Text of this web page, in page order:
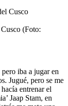
(Foto:
iba a jugar en
Jugué, pero se me
entrenar el
Jaap Stam, en